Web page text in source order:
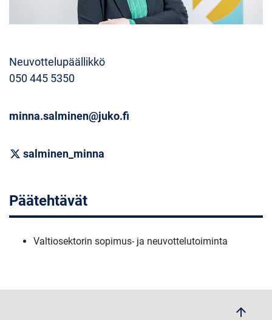
Neuvottelupäällikkö
050 445 5350
minna.salminen@juko.fi
salminen_minna
Päätehtävät
Valtiosektorin sopimus- ja neuvottelutoiminta
arrow_upwards